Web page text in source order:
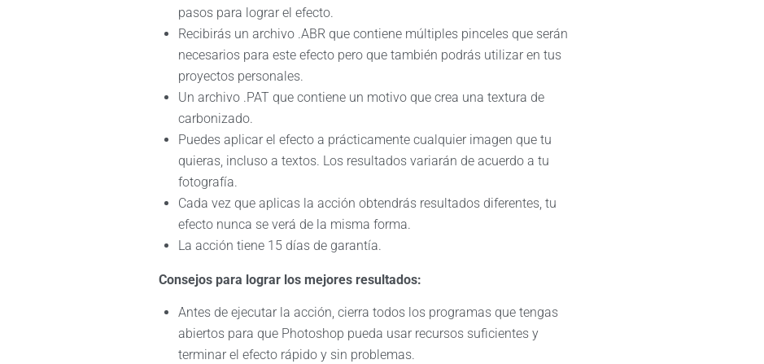
pasos para lograr el efecto.
Recibirás un archivo .ABR que contiene múltiples pinceles que serán
necesarios para este efecto pero que también podrás utilizar en tus
proyectos personales.
Un archivo .PAT que contiene un motivo que crea una textura de
carbonizado.
Puedes aplicar el efecto a prácticamente cualquier imagen que tu
quieras, incluso a textos. Los resultados variarán de acuerdo a tu
fotografía.
Cada vez que aplicas la acción obtendrás resultados diferentes, tu
efecto nunca se verá de la misma forma.
La acción tiene 15 días de garantía.
Consejos para lograr los mejores resultados:
Antes de ejecutar la acción, cierra todos los programas que tengas
abiertos para que Photoshop pueda usar recursos suficientes y
terminar el efecto rápido y sin problemas.